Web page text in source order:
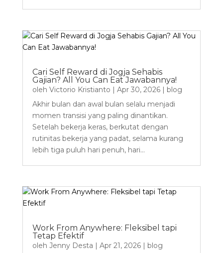
Cari Self Reward di Jogja Sehabis
Gajian? All You Can Eat Jawabannya!
oleh Victorio Kristianto | Apr 30, 2026| blog
Akhir bulan dan awal bulan selalu menjadi
momen transisi yang paling dinantikan.
Setelah bekerja keras, berkutat dengan
rutinitas bekerja yang padat, selama kurang
lebih tiga puluh hari penuh, hari...
Work From Anywhere: Fleksibel tapi
Tetap Efektif
oleh Jenny Desta | Apr 21, 2026| blog